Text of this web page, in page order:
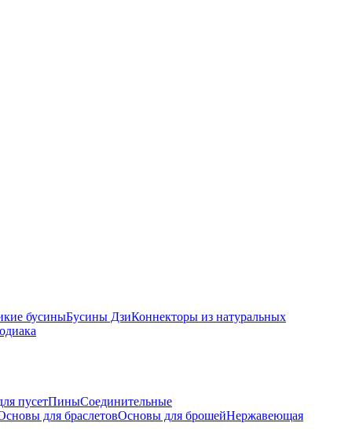
бусиныБусины ДзиКоннекторы из натуральных
пусетПиныСоединительные
для браслетовОсновы для брошейНержавеющая